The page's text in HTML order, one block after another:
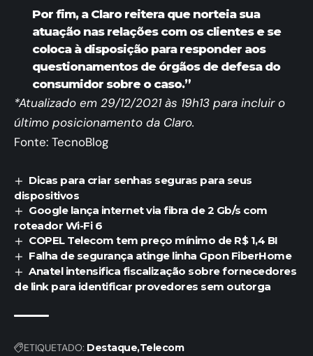
Por fim, a Claro reitera que norteia sua
atuação nas relações com os clientes e se
coloca à disposição para responder aos
questionamentos de órgãos de defesa do
consumidor sobre o caso.”
*Atualizado em 29/12/2021 às 19h13 para incluir o
último posicionamento da Claro.
Fonte: TecnoBlog
Dicas para criar senhas seguras para seus
dispositivos
Google lança internet via fibra de 2 Gb/s com
roteador Wi-Fi 6
COPEL Telecom tem preço mínimo de R$ 1,4 BI
Falha de segurança atinge linha Gpon FiberHome
Anatel intensifica fiscalização sobre fornecedores
de link para identificar provedores sem outorga
ETIQUETADO: DestaqueTelecom